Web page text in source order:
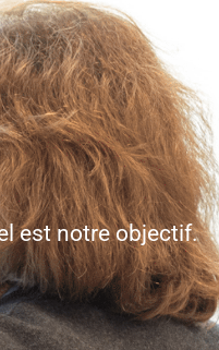
est notre objectif.